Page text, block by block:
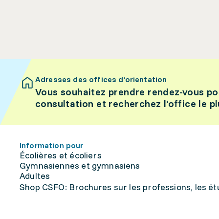
Adresses des offices d’orientation
Vous souhaitez prendre rendez-vous
consultation et recherchez l’office le
Information pour
Écolières et écoliers
Gymnasiennes et gymnasiens
Adultes
Shop CSFO: Brochures sur les professions, les